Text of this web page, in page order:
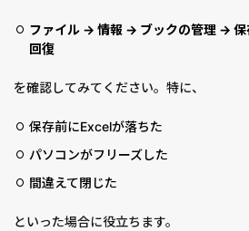
ファイル → 情報 → ブックの管理 → 保
回復
を確認してみてください。特に、
保存前にExcelが落ちた
パソコンがフリーズした
間違えて閉じた
といった場合に役立ちます。